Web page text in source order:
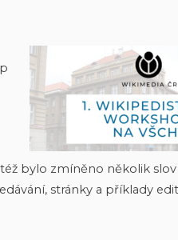
bylo zmíněno několik
stránky a příklady